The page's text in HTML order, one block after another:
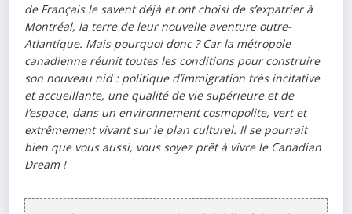
de Français le savent déjà et ont choisi de s’expatrier à
Montréal, la terre de leur nouvelle aventure outre-
Atlantique. Mais pourquoi donc ? Car la métropole
canadienne réunit toutes les conditions pour construire
son nouveau nid : politique d’immigration très incitative
et accueillante, une qualité de vie supérieure et de
l’espace, dans un environnement cosmopolite, vert et
extrêmement vivant sur le plan culturel. Il se pourrait
bien que vous aussi, vous soyez prêt à vivre le Canadian
Dream !